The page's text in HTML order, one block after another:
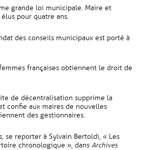
grande loi municipale. Maire et
pour quatre ans.
des conseils municipaux est porté à
françaises obtiennent le droit de
de décentralisation supprime la
confie aux maires de nouvelles
des gestionnaires.
se reporter à Sylvain Bertoldi, « Les
chronologique », dans Archives